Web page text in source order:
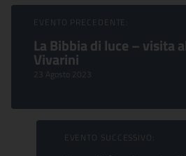
Sfoglia Eventi
EVENTO PRECEDENTE:
La Bibbia di luce – visita
Vivarini
23 Agosto 2023
EVENTO SUCCESSIVO: